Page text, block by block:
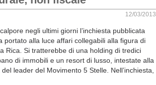
12/03/2013
negli ultimi giorni l’inchiesta pubblicata
portato alla luce affari collegabili alla figura di
Rica. Si tratterebbe di una holding di tredici
di immobili e un resort di lusso, intestate alla
leader del Movimento 5 Stelle. Nell’inchiesta,